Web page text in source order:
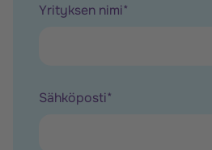
Yrityksen nimi*
Sähköposti*